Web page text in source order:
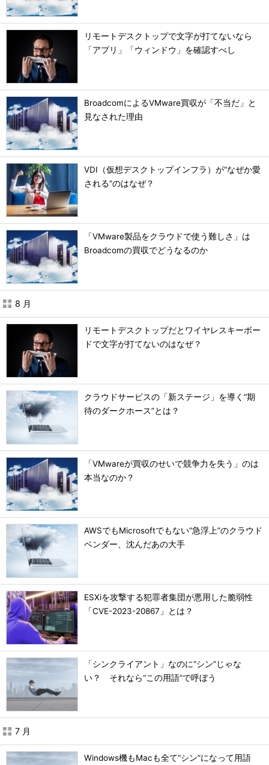
リモートデスクトップで文字が打てないなら
「アプリ」「ウィンドウ」を確認すべし
BroadcomによるVMware買収が「不当だ」と
見なされた理由
VDI（仮想デスクトップインフラ）が“なぜか愛
される”のはなぜ？
「VMware製品をクラウドで使う難しさ」は
Broadcomの買収でどうなるのか
8 月
リモートデスクトップだとワイヤレスキーボー
ドで文字が打てないのはなぜ？
クラウドサービスの「新ステージ」を導く“期
待のダークホース”とは？
「VMwareが買収のせいで競争力を失う」のは
本当なのか？
AWSでもMicrosoftでもない“急浮上”のクラウド
ベンダー、沈んだあの大手
ESXiを攻撃する犯罪者集団が悪用した脆弱性
「CVE-2023-20867」とは？
「シンクライアント」なのに“シン”じゃな
い？ それなら“この用語”で呼ぼう
7 月
Windows機もMacも全て“シン”になって用語